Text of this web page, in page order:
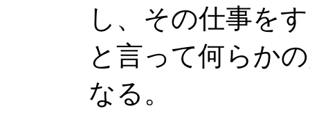
し、その仕事を
と言って何らか
なる。